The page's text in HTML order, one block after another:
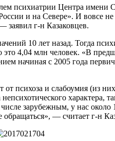
психиатрии Центра имени
и на Севере». И вовсе
заявил г-н Казаковцев.
10 лет назад. Тогда
4,04 млн человек. «В
начиная с 2005 года
от психоза и слабоумия (из
зарубежным, у нас
обращаться», — считает г-н